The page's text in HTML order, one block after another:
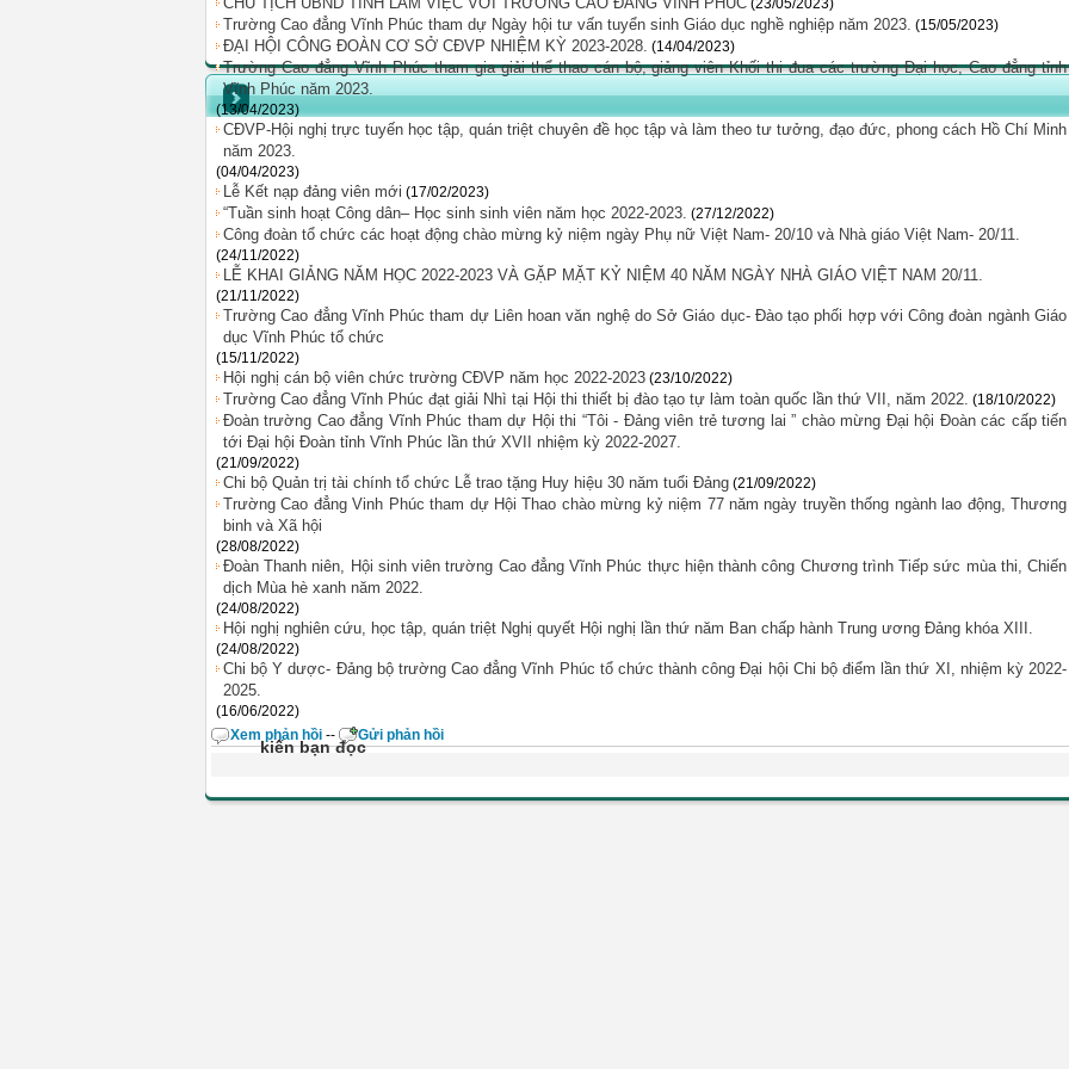
(23/05/2023)
Trường Cao đẳng Vĩnh Phúc tham dự Ngày hội tư vấn tuyển sinh Giáo dục nghề nghiệp năm 2023. (15/05/2023)
ĐẠI HỘI CÔNG ĐOÀN CƠ SỞ CĐVP NHIỆM KỲ 2023-2028. (14/04/2023)
Trường Cao đẳng Vĩnh Phúc tham gia giải thể thao cán bộ, giảng viên Khối thi đua các trường Đại học, Cao đẳng tỉnh
Vĩnh Phúc năm 2023.
(13/04/2023)
CĐVP-Hội nghị trực tuyến học tập, quán triệt chuyên đề học tập và làm theo tư tưởng, đạo đức, phong cách Hồ Chí Minh
năm 2023.
(04/04/2023)
Lễ Kết nạp đảng viên mới (17/02/2023)
“Tuần sinh hoạt Công dân– Học sinh sinh viên năm học 2022-2023. (27/12/2022)
Công đoàn tổ chức các hoạt động chào mừng kỷ niệm ngày Phụ nữ Việt Nam- 20/10 và Nhà giáo Việt Nam- 20/11.
(24/11/2022)
LỄ KHAI GIẢNG NĂM HỌC 2022-2023 VÀ GẶP MẶT KỶ NIỆM 40 NĂM NGÀY NHÀ GIÁO VIỆT NAM 20/11.
(21/11/2022)
Trường Cao đẳng Vĩnh Phúc tham dự Liên hoan văn nghệ do Sở Giáo dục- Đào tạo phối hợp với Công đoàn ngành Giáo
dục Vĩnh Phúc tổ chức
(15/11/2022)
Hội nghị cán bộ viên chức trường CĐVP năm học 2022-2023 (23/10/2022)
Trường Cao đẳng Vĩnh Phúc đạt giải Nhì tại Hội thi thiết bị đào tạo tự làm toàn quốc lần thứ VII, năm 2022. (18/10/2022)
Đoàn trường Cao đẳng Vĩnh Phúc tham dự Hội thi “Tôi - Đảng viên trẻ tương lai ” chào mừng Đại hội Đoàn các cấp tiến
tới Đại hội Đoàn tỉnh Vĩnh Phúc lần thứ XVII nhiệm kỳ 2022-2027.
(21/09/2022)
Chi bộ Quản trị tài chính tổ chức Lễ trao tặng Huy hiệu 30 năm tuổi Đảng (21/09/2022)
Trường Cao đẳng Vinh Phúc tham dự Hội Thao chào mừng kỷ niệm 77 năm ngày truyền thống ngành lao động, Thương
binh và Xã hội
(28/08/2022)
Đoàn Thanh niên, Hội sinh viên trường Cao đẳng Vĩnh Phúc thực hiện thành công Chương trình Tiếp sức mùa thi, Chiến
dịch Mùa hè xanh năm 2022.
(24/08/2022)
Hội nghị nghiên cứu, học tập, quán triệt Nghị quyết Hội nghị lần thứ năm Ban chấp hành Trung ương Đảng khóa XIII.
(24/08/2022)
Chi bộ Y dược- Đảng bộ trường Cao đẳng Vĩnh Phúc tổ chức thành công Đại hội Chi bộ điểm lần thứ XI, nhiệm kỳ 2022-
2025.
(16/06/2022)
kiến bạn đọc
Xem phản hồi -- Gửi phản hồi